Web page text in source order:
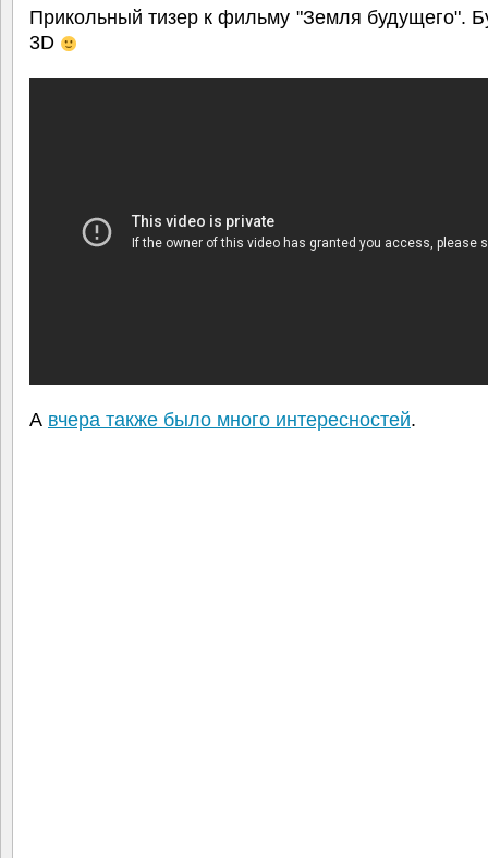
Прикольный тизер к фильму "Земля будущего".
3D
А вчера также было много интересностей.